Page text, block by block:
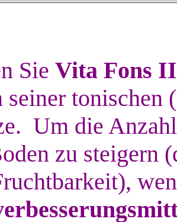
Sie Vita Fons
seiner
Um die
zu steigern